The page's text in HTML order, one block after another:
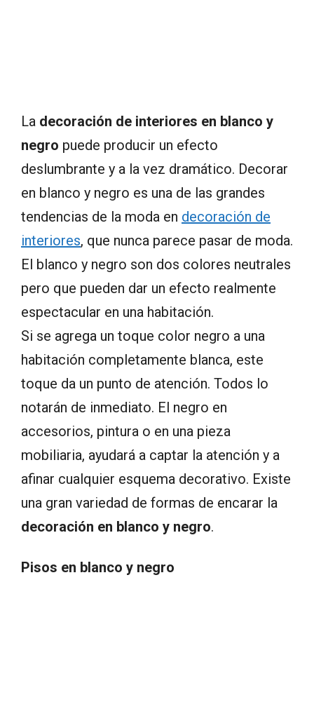
La decoración de interiores en blanco y
negro puede producir un efecto
deslumbrante y a la vez dramático. Decorar
en blanco y negro es una de las grandes
tendencias de la moda en decoración de
interiores, que nunca parece pasar de moda.
El blanco y negro son dos colores neutrales
pero que pueden dar un efecto realmente
espectacular en una habitación.
Si se agrega un toque color negro a una
habitación completamente blanca, este
toque da un punto de atención. Todos lo
notarán de inmediato. El negro en
accesorios, pintura o en una pieza
mobiliaria, ayudará a captar la atención y a
afinar cualquier esquema decorativo. Existe
una gran variedad de formas de encarar la
decoración en blanco y negro.
Pisos en blanco y negro